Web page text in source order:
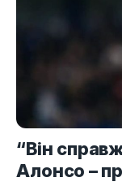
“Він
Алонсо –